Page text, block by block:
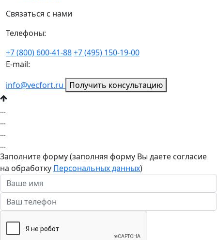
Связаться с нами
Телефоны:
+7 (800) 600-41-88+7 (495) 150-19-00
E-mail:
info@vecfort.ru
Получить консультацию
...
...
...
...
Заполните форму (заполняя форму Вы даете согласие
на обработку Персональных данных)